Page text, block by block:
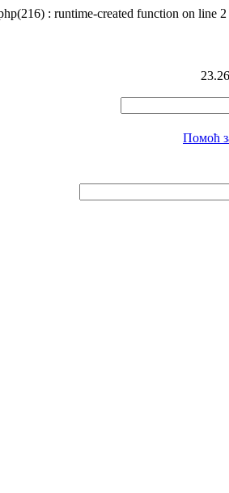
: runtime-created function on line 2
Помоћ